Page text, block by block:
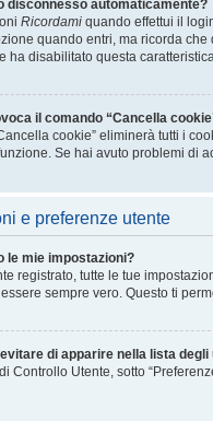
disconnesso automaticamente?
Ricordami quando effettui il
quando entri, ma ricorda
ha disabilitato questa
il comando “Cancella
cookie” eliminerà tutti i
Se hai avuto problemi di
e preferenze utente
le mie impostazioni?
registrato, tutte le tue
sempre vero. Questo ti
di apparire nella lista degli
Controllo Utente, sotto